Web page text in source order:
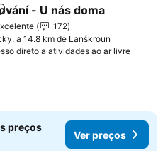
aos favoritos
- U nás doma
172
a 14.8 km de Lanškroun
direto a atividades ao ar livre
preços
Ver preços